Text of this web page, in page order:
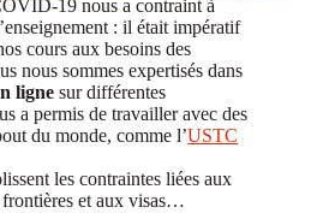
19 nous a contraint à
: il était impératif
cours aux besoins des
nous sommes expertisés dans
ligne sur différentes
a permis de travailler avec des
du monde, comme l’USTC
les contraintes liées aux
frontières et aux visas…